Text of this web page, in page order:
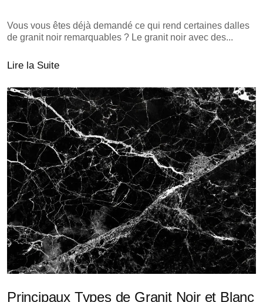
Vous vous êtes déjà demandé ce qui rend certaines dalles
de granit noir remarquables ? Le granit noir avec des...
Lire la Suite
Principaux Types de Granit Noir et Blanc